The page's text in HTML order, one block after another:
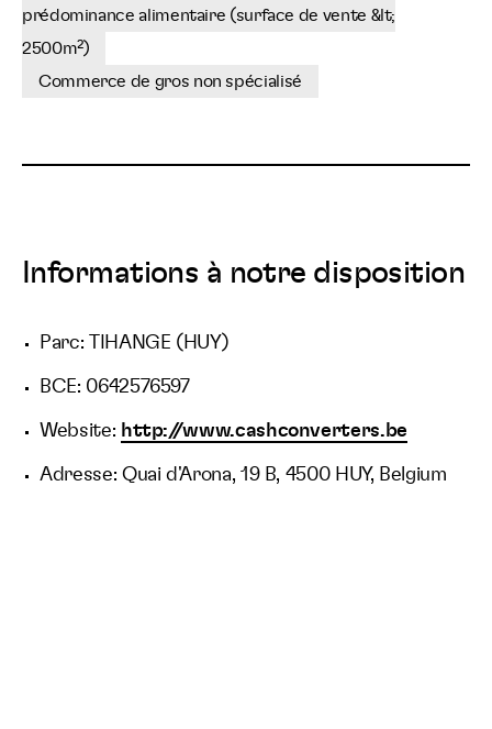
prédominance alimentaire (surface de vente &lt;
2500m²)
Commerce de gros non spécialisé
Informations à notre disposition
Parc: TIHANGE (HUY)
BCE: 0642576597
Website: http://www.cashconverters.be
Adresse: Quai d'Arona, 19 B, 4500 HUY, Belgium